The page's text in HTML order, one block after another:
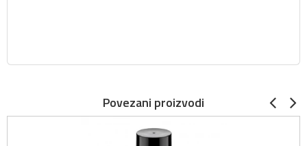
Povezani proizvodi